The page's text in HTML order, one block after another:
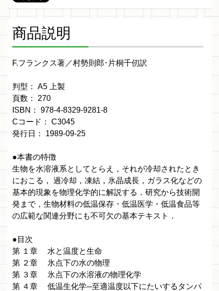
商品説明
F.フランクス著／村勢則郎･片桐千仞訳
判型： A5 上製
頁数： 270
ISBN： 978-4-8329-9281-8
Cコード： C3045
発行日： 1989-09-25
●本書の特徴
生物を水溶液系としてとらえ，それが冷却されたとき
におこる， 過冷却，凍結，氷晶成長，ガラス化などの
基本的現象を物理化学的に解説する．研究から技術開
発まで，生物材料の低温保存・低温医学・低温食品等
の広範な関連分野にも不可欠の基本テキスト．
●目次
第 １章 水と温度と生命
第 ２章 氷点下の水の物理
第 ３章 氷点下の水溶液の物理化学
第 ４章 低温生化学─至適温度以下にたいするタンパ